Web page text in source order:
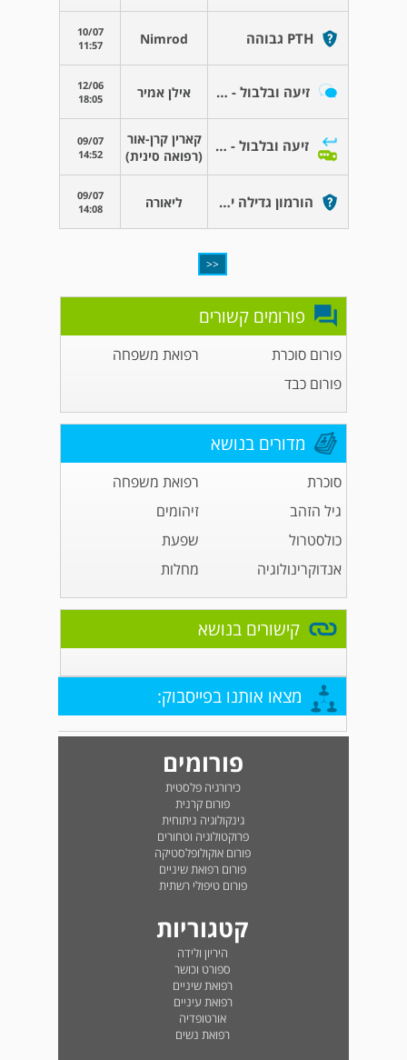
PTH גבוהה Nimrod
10/07
11:57
זיעה ובלבול - קפאין אילן אמיר
12/06
18:05
זיעה ובלבול - קפאין
קארין קרן-אור
(רפואה סינית)
09/07
14:52
הורמון גדילה ילדים ליאורה
09/07
14:08
<<
פורומים קשורים
פורום סוכרת
רפואת משפחה
פורום כבד
מדורים בנושא
סוכרת
רפואת משפחה
גיל הזהב
זיהומים
כולסטרול
שפעת
אנדוקרינולוגיה
מחלות
קישורים בנושא
מצאו אותנו בפייסבוק:
פורומים
כירורגיה פלסטית
פורום קרנית
גינקולוגיה ניתוחית
פרוקטולוגיה וטחורים
פורום אוקולופלסטיקה
פורום רפואת שיניים
פורום טיפולי רשתית
קטגוריות
היריון ולידה
ספורט וכושר
רפואת שיניים
רפואת עיניים
אורטופדיה
רפואת נשים